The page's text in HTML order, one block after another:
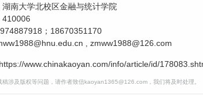
南大学北校区金融与统计学院
410006
；18670351170
, zmww1988@126.com
www.chinakaoyan.com/info/article/id/
稿涉及版权等问题，请作者致信kaoyan1365@126.com，我们将及时处理。